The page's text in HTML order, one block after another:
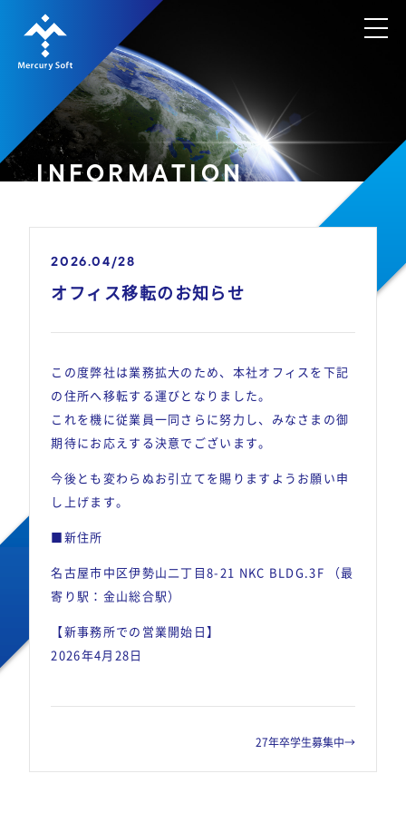
INFORMATION
2026.04/28
オフィス移転のお知らせ
この度弊社は業務拡大のため、本社オフィスを下記
の住所へ移転する運びとなりました。
これを機に従業員一同さらに努力し、みなさまの御
期待にお応えする決意でございます。
今後とも変わらぬお引立てを賜りますようお願い申
し上げます。
■新住所
名古屋市中区伊勢山二丁目8-21 NKC BLDG.3F （最
寄り駅：金山総合駅）
【新事務所での営業開始日】
2026年4月28日
27年卒学生募集中→